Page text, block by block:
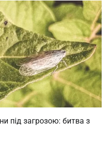
під загрозою: битва з